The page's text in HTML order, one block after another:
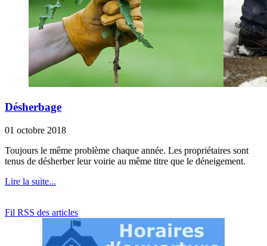
Désherbage
01 octobre 2018
Toujours le même problème chaque année. Les propriétaires sont
tenus de désherber leur voirie au même titre que le déneigement.
Lire la suite...
Fil RSS des articles